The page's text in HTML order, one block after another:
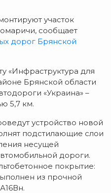
участок
сообщает
дорог Брянской
«Инфраструктура для
Брянской области
«Украина» –
5,7 км.
устройство новой
подстилающие слои
несущей
дороги.
покрытие:
из прочной